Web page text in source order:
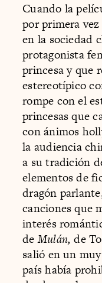
Cuando la
por primera
en la sociedad
protagonista
princesa y que
estereotípico
rompe con el
princesas que
con ánimos
la audiencia
a su tradición
elementos de
dragón
canciones que
interés
deMulán,de
salió en un
país había